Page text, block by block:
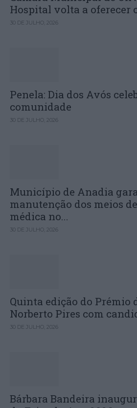
Hospital volta a oferecer
30 DE JULHO, 2026
Penela: Dia dos Avós
comunidade
30 DE JULHO, 2026
Município de Anadia
manutenção dos meios
médica no...
30 DE JULHO, 2026
Quinta edição do Prémio
Norberto Pires com
30 DE JULHO, 2026
Bárbara Bandeira